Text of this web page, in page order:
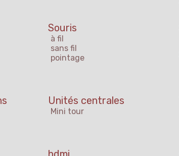
Souris
à fil
sans fil
pointage
Unités centrales
Mini tour